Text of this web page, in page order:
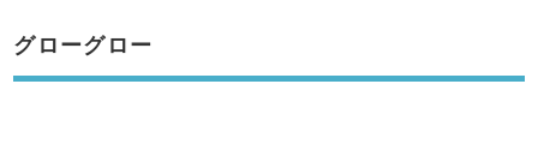
グローグロー